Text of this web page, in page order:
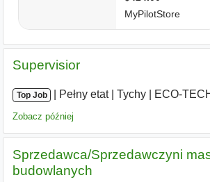
Supervisior
Top Job Pełny etat| Tychy ECO-
Zobacz później
Sprzedawca/Sprzedawczyni
budowlanych